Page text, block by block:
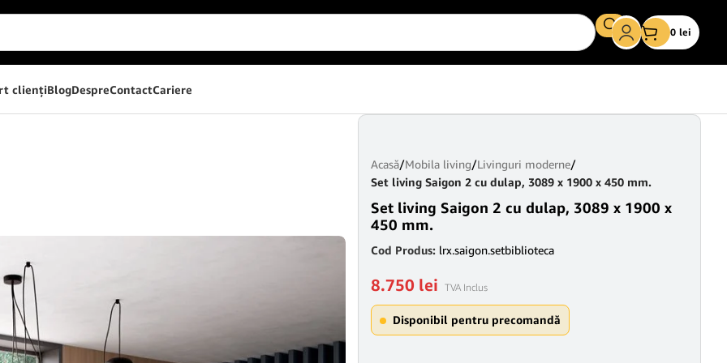
0 lei
clienţiBlogDespreContactCariere
Acasă/Mobila living/Livinguri moderne/
Set living Saigon 2 cu dulap, 3089 x 1900 x 450 mm.
Set living Saigon 2 cu dulap, 3089 x 1900 x
450 mm.
Cod Produs: lrx.saigon.setbiblioteca
8.750 lei TVA Inclus
Disponibil pentru precomandă